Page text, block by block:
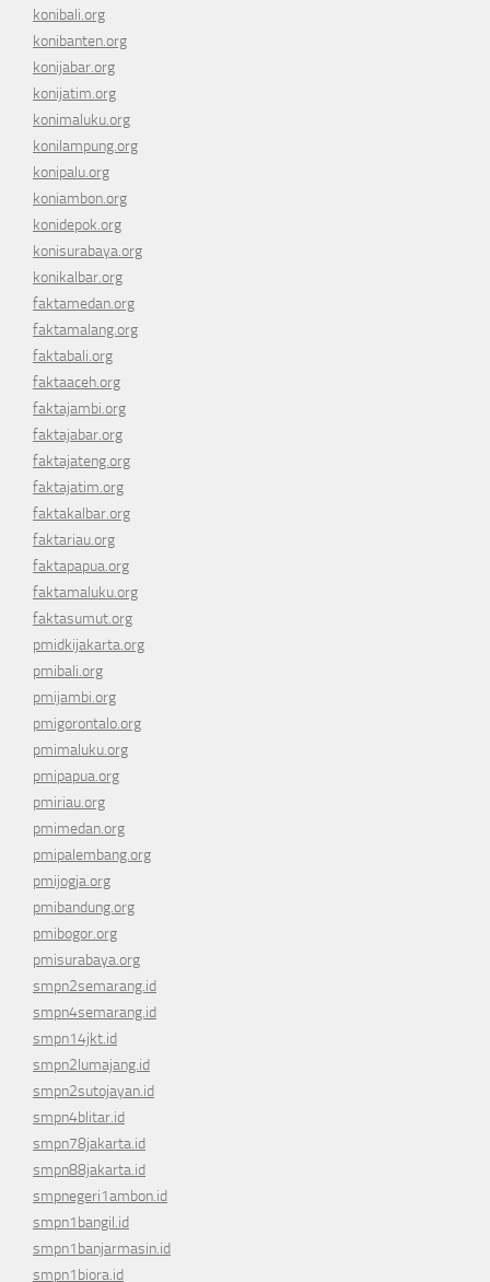
konibali.org
konibanten.org
konijabar.org
konijatim.org
konimaluku.org
konilampung.org
konipalu.org
koniambon.org
konidepok.org
konisurabaya.org
konikalbar.org
faktamedan.org
faktamalang.org
faktabali.org
faktaaceh.org
faktajambi.org
faktajabar.org
faktajateng.org
faktajatim.org
faktakalbar.org
faktariau.org
faktapapua.org
faktamaluku.org
faktasumut.org
pmidkijakarta.org
pmibali.org
pmijambi.org
pmigorontalo.org
pmimaluku.org
pmipapua.org
pmiriau.org
pmimedan.org
pmipalembang.org
pmijogja.org
pmibandung.org
pmibogor.org
pmisurabaya.org
smpn2semarang.id
smpn4semarang.id
smpn14jkt.id
smpn2lumajang.id
smpn2sutojayan.id
smpn4blitar.id
smpn78jakarta.id
smpn88jakarta.id
smpnegeri1ambon.id
smpn1bangil.id
smpn1banjarmasin.id
smpn1biora.id